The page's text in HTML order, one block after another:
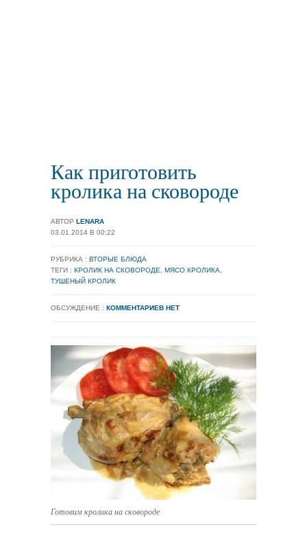
Как приготовить
кролика на сковороде
АВТОР LENARA
03.01.2014 В 00:22
РУБРИКА : ВТОРЫЕ БЛЮДА
ТЕГИ : КРОЛИК НА СКОВОРОДЕ, МЯСО КРОЛИКА,
ТУШЕНЫЙ КРОЛИК
ОБСУЖДЕНИЕ : КОММЕНТАРИЕВ НЕТ
Готовим кролика на сковороде